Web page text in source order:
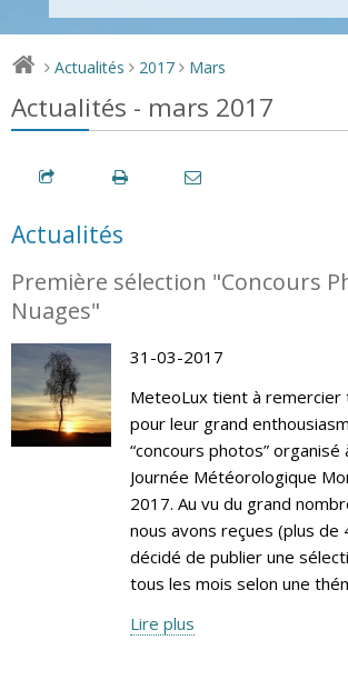
> Actualités > 2017 > Mars
Actualités - mars 2017
Actualités
Première sélection "Concours
Nuages"
31-03-2017
MeteoLux tient à remercier
pour leur grand
“concours photos” organisé
Journée Météorologique
2017. Au vu du grand
nous avons reçues (plus de
décidé de publier une
tous les mois selon une
Lire plus